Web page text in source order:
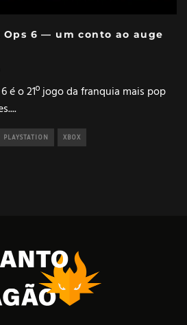
6 — um conto ao auge
é o 21º jogo da franquia mais pop
...
PLAYSTATION XBOX